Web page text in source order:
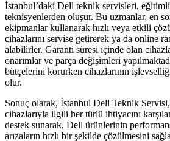
İstanbul’daki Dell teknik servisleri,
teknisyenlerden oluşur. Bu uzmanlar, en
ekipmanlar kullanarak hızlı veya etkili
cihazlarını servise getirerek ya da online
alabilirler. Garanti süresi içinde olan
onarımlar ve parça değişimleri
bütçelerini korurken cihazlarının
olur.
Sonuç olarak, İstanbul Dell Teknik Servisi,
cihazlarıyla ilgili her türlü ihtiyacını
destek sunarak, Dell ürünlerinin
arızaların hızlı bir şekilde çözülmesini